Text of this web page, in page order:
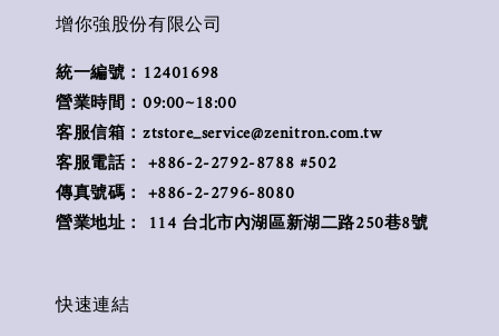
增你強股份有限公司
統一編號：12401698
營業時間：09:00~18:00
客服信箱：ztstore_service@zenitron.com.tw
客服電話： +886-2-2792-8788 #502
傳真號碼： +886-2-2796-8080
營業地址： 114 台北市內湖區新湖二路250巷8號
快速連結